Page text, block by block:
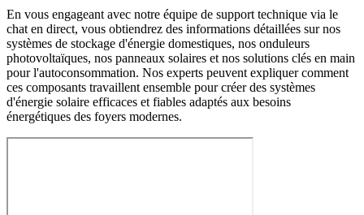
En vous engageant avec notre équipe de support technique via le
chat en direct, vous obtiendrez des informations détaillées sur nos
systèmes de stockage d'énergie domestiques, nos onduleurs
photovoltaïques, nos panneaux solaires et nos solutions clés en main
pour l'autoconsommation. Nos experts peuvent expliquer comment
ces composants travaillent ensemble pour créer des systèmes
d'énergie solaire efficaces et fiables adaptés aux besoins
énergétiques des foyers modernes.